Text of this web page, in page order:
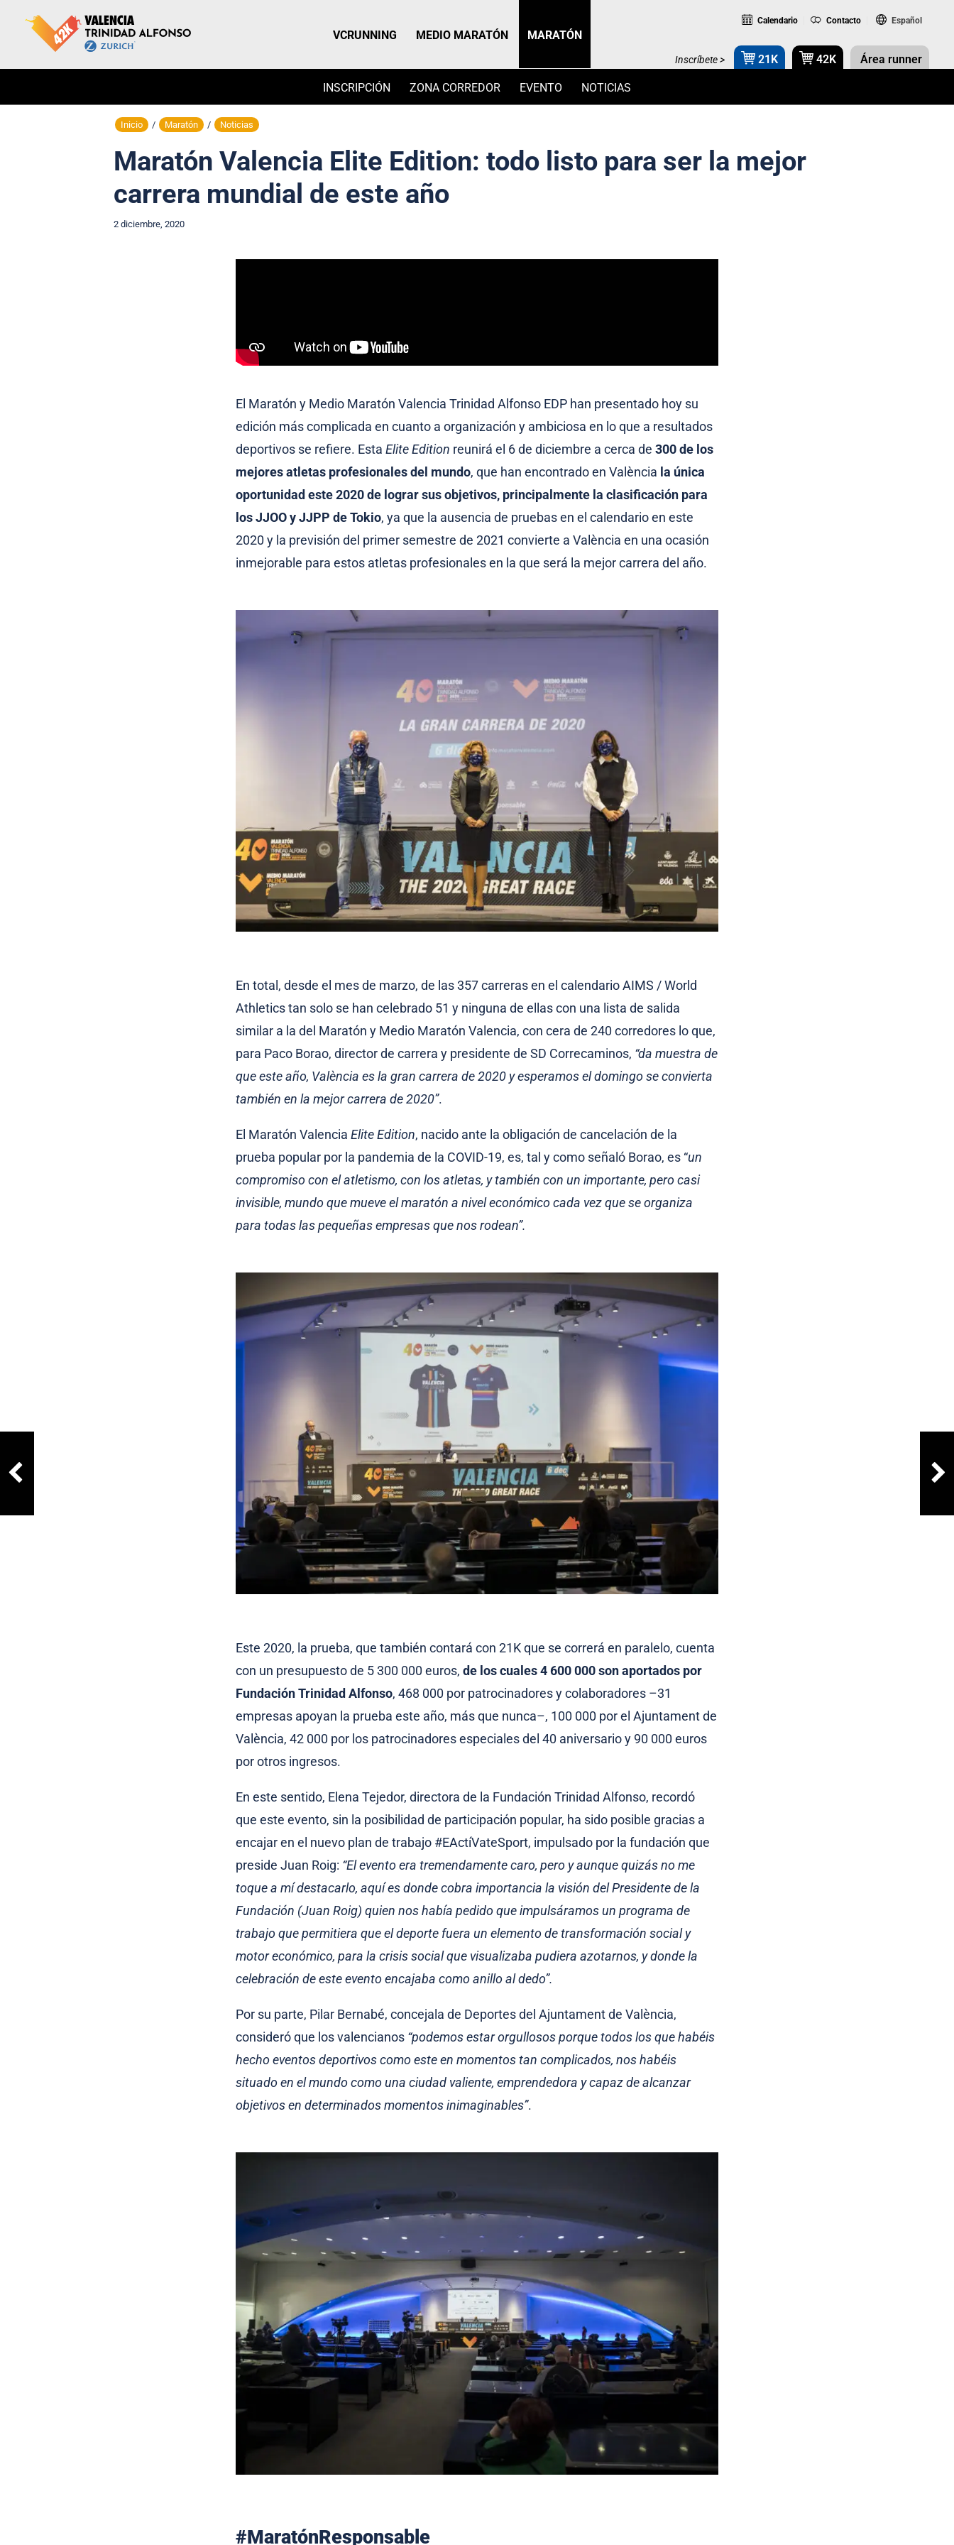
VCRUNNING MEDIO MARATÓN MARATÓN
INSCRIPCIÓN ZONA CORREDOR EVENTO NOTICIAS
Calendario Contacto Español
Inscríbete > 21K 42K Área runner
Inicio / Maratón / Noticias
Maratón Valencia Elite Edition: todo listo para ser la mejor
carrera mundial de este año
2 diciembre, 2020
El Maratón y Medio Maratón Valencia Trinidad Alfonso EDP han presentado hoy su
edición más complicada en cuanto a organización y ambiciosa en lo que a resultados
deportivos se refiere. Esta Elite Edition reunirá el 6 de diciembre a cerca de 300 de los
mejores atletas profesionales del mundo, que han encontrado en València la única
oportunidad este 2020 de lograr sus objetivos, principalmente la clasificación para
los JJOO y JJPP de Tokio, ya que la ausencia de pruebas en el calendario en este
2020 y la previsión del primer semestre de 2021 convierte a València en una ocasión
inmejorable para estos atletas profesionales en la que será la mejor carrera del año.
En total, desde el mes de marzo, de las 357 carreras en el calendario AIMS / World
Athletics tan solo se han celebrado 51 y ninguna de ellas con una lista de salida
similar a la del Maratón y Medio Maratón Valencia, con cera de 240 corredores lo que,
para Paco Borao, director de carrera y presidente de SD Correcaminos, “da muestra de
que este año, València es la gran carrera de 2020 y esperamos el domingo se convierta
también en la mejor carrera de 2020”.
El Maratón Valencia Elite Edition, nacido ante la obligación de cancelación de la
prueba popular por la pandemia de la COVID-19, es, tal y como señaló Borao, es “un
compromiso con el atletismo, con los atletas, y también con un importante, pero casi
invisible, mundo que mueve el maratón a nivel económico cada vez que se organiza
para todas las pequeñas empresas que nos rodean”.
Este 2020, la prueba, que también contará con 21K que se correrá en paralelo, cuenta
con un presupuesto de 5 300 000 euros, de los cuales 4 600 000 son aportados por
Fundación Trinidad Alfonso, 468 000 por patrocinadores y colaboradores –31
empresas apoyan la prueba este año, más que nunca–, 100 000 por el Ajuntament de
València, 42 000 por los patrocinadores especiales del 40 aniversario y 90 000 euros
por otros ingresos.
En este sentido, Elena Tejedor, directora de la Fundación Trinidad Alfonso, recordó
que este evento, sin la posibilidad de participación popular, ha sido posible gracias a
encajar en el nuevo plan de trabajo #EActíVateSport, impulsado por la fundación que
preside Juan Roig: “El evento era tremendamente caro, pero y aunque quizás no me
toque a mí destacarlo, aquí es donde cobra importancia la visión del Presidente de la
Fundación (Juan Roig) quien nos había pedido que impulsáramos un programa de
trabajo que permitiera que el deporte fuera un elemento de transformación social y
motor económico, para la crisis social que visualizaba pudiera azotarnos, y donde la
celebración de este evento encajaba como anillo al dedo”.
Por su parte, Pilar Bernabé, concejala de Deportes del Ajuntament de València,
consideróque los valencianos “podemos estar orgullosos porque todos los que habéis
hecho eventos deportivos como este en momentos tan complicados, nos habéis
situado en el mundo como una ciudad valiente, emprendedora y capaz de alcanzar
objetivos en determinados momentos inimaginables”.
#MaratónResponsable